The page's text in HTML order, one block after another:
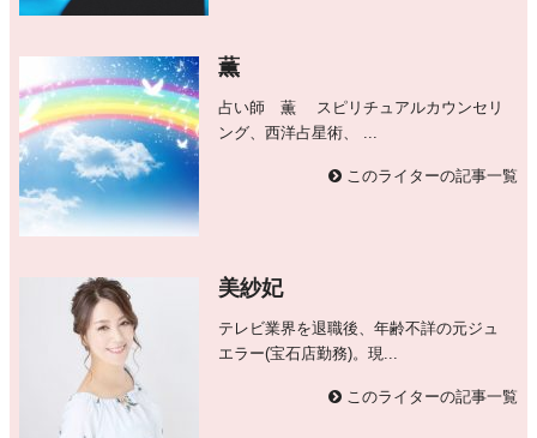
薫
占い師 薫 スピリチュアルカウンセリ
ング、西洋占星術、 ...
このライターの記事一覧
美紗妃
テレビ業界を退職後、年齢不詳の元ジュ
エラー(宝石店勤務)。現...
このライターの記事一覧